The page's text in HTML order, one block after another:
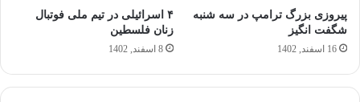
پیروزی بزرگ ترامپ در سه شنبه
شگفت انگیز
16 اسفند, 1402
۴ اسرائیلی در تیم ملی فوتبال
زنان فلسطین
8 اسفند, 1402